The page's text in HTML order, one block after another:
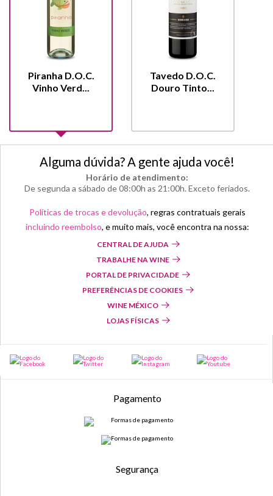
Piranha D.O.C.
Vinho Verd...
Tavedo D.O.C.
Douro Tinto...
Alguma dúvida? A gente ajuda você!
Horário de atendimento:
De segunda a sábado de 08:00h as 21:00h. Exceto feriados.
Políticas de trocas e devolução, regras contratuais gerais
incluindo reembolso, e muito mais, você encontra na nossa:
CENTRAL DE AJUDA
TRABALHE NA WINE
PORTAL DE PRIVACIDADE
PREFERÊNCIAS DE COOKIES
WINE MÉXICO
LOJAS FÍSICAS
Pagamento
Segurança